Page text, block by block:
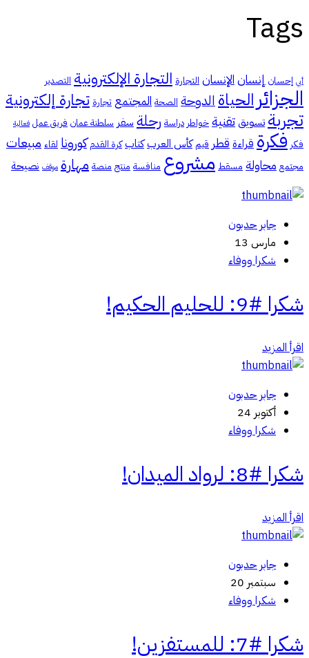
Tags
أبي إحسان إنسانالإنسان التجارة التجارة الإلكترونية التصدير
الجزائر الحياةالدوحة الصحة المجتمع تجارة تجارة إلكترونية
تجربة تسويقتقنية خواطر دراسة رحلة سفر سلطنة عمان فريق عمل فعالية
فكر فكرة قراءة قطر قيم كأس العرب كتاب كرة القدم كورونا لقاء مبيعات
مجتمع محاولة مسقط مشروع منافسة منتج منصة مهارة موقف نصيحة
جابر حدبون
مارس 13
شكرا ووفاء
شكرا #9: للحليم الحكيم!
اقرأ المزيد
جابر حدبون
أكتوبر 24
شكرا ووفاء
شكرا #8: لرواد الميدان!
اقرأ المزيد
جابر حدبون
سبتمبر 20
شكرا ووفاء
شكرا #7: للمستفزين!